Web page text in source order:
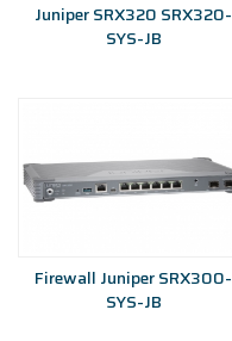
Juniper SRX320 SRX320-
SYS-JB
Firewall Juniper SRX300-
SYS-JB